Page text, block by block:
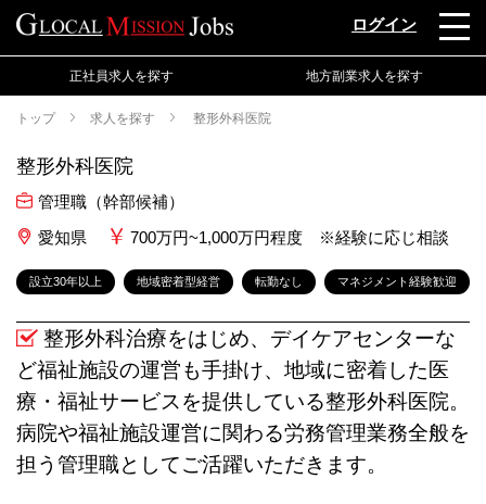
ログイン
正社員求人を探す 地方副業求人を探す
トップ 求人を探す 整形外科医院
整形外科医院
管理職（幹部候補）
愛知県
700万円~1,000万円程度 ※経験に応じ相談
設立30年以上 地域密着型経営 転勤なし マネジメント経験歓迎
整形外科治療をはじめ、デイケアセンターな
ど福祉施設の運営も手掛け、地域に密着した医
療・福祉サービスを提供している整形外科医院。
病院や福祉施設運営に関わる労務管理業務全般を
担う管理職としてご活躍いただきます。